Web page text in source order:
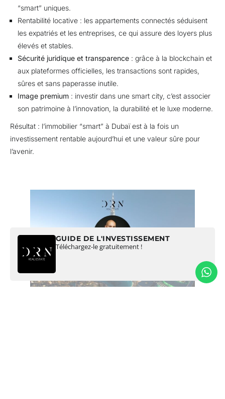
“smart” uniques.
Rentabilité locative : les appartements connectés séduisent
les expatriés et les entreprises, ce qui assure des loyers plus
élevés et stables.
Sécurité juridique et transparence : grâce à la blockchain et
aux plateformes officielles, les transactions sont rapides,
sûres et sans paperasse inutile.
Image premium : investir dans une smart city, c’est associer
son patrimoine à l’innovation, la durabilité et le luxe moderne.
Résultat : l’immobilier “smart” à Dubaï est à la fois un
investissement rentable aujourd’hui et une valeur sûre pour
l’avenir.
GUIDE DE L'INVESTISSEMENT
Téléchargez-le gratuitement !